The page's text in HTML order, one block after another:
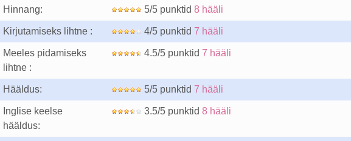
Hinnang: 5/5 punktid 8 hääli
Kirjutamiseks lihtne : 4/5 punktid 7 hääli
Meeles pidamiseks
lihtne :
4.5/5 punktid 7 hääli
Hääldus: 5/5 punktid 7 hääli
Inglise keelse
hääldus:
3.5/5 punktid 8 hääli